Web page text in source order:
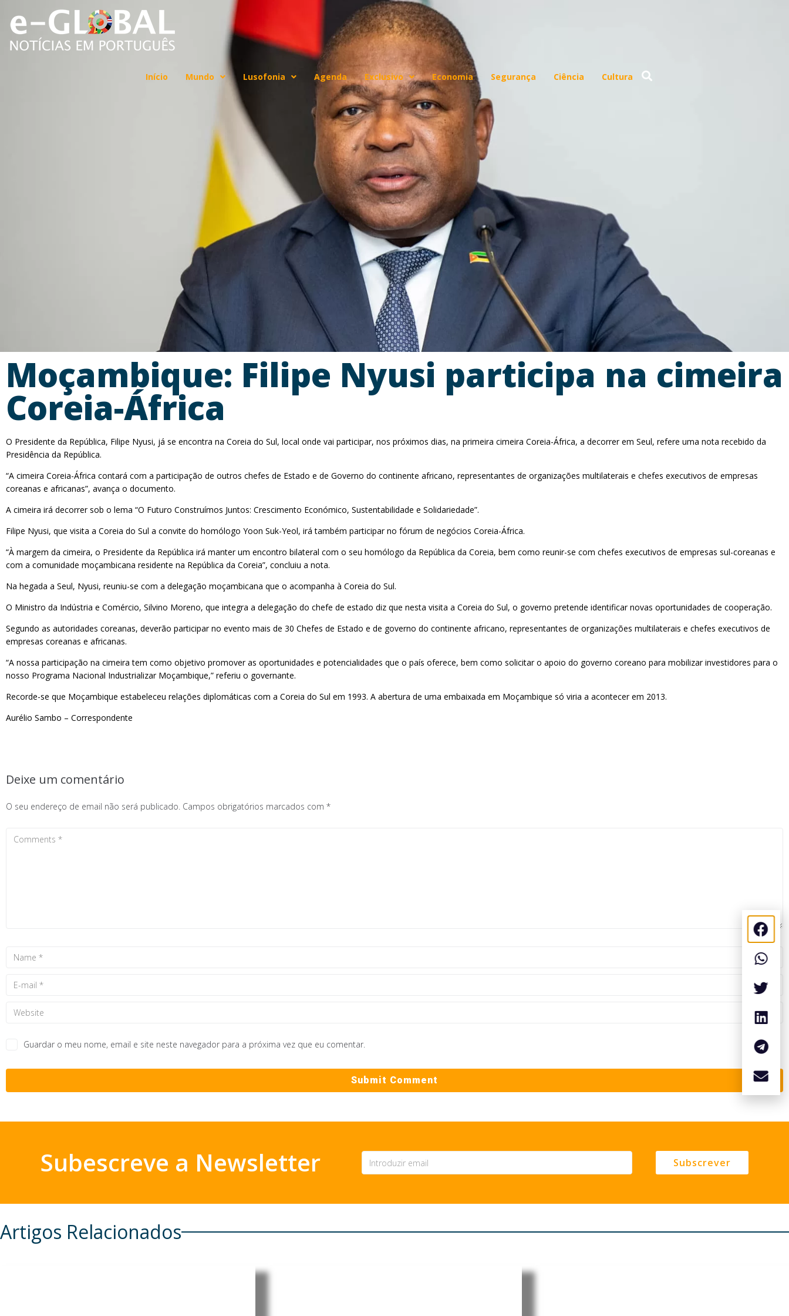
Início Mundo Lusofonia Agenda Exclusivo Economia Segurança Ciência Cultura
Moçambique: Filipe Nyusi participa na cimeira
Coreia-África
O Presidente da República, Filipe Nyusi, já se encontra na Coreia do Sul, local onde vai participar, nos próximos dias, na primeira cimeira Coreia-África, a decorrer em Seul, refere uma nota recebido da
Presidência da República.
“A cimeira Coreia-África contará com a participação de outros chefes de Estado e de Governo do continente africano, representantes de organizações multilaterais e chefes executivos de empresas
coreanas e africanas”, avança o documento.
A cimeira irá decorrer sob o lema “O Futuro Construímos Juntos: Crescimento Económico, Sustentabilidade e Solidariedade”.
Filipe Nyusi, que visita a Coreia do Sul a convite do homólogo Yoon Suk-Yeol, irá também participar no fórum de negócios Coreia-África.
“À margem da cimeira, o Presidente da República irá manter um encontro bilateral com o seu homólogo da República da Coreia, bem como reunir-se com chefes executivos de empresas sul-coreanas e
com a comunidade moçambicana residente na República da Coreia”, concluiu a nota.
Na hegada a Seul, Nyusi, reuniu-se com a delegação moçambicana que o acompanha à Coreia do Sul.
O Ministro da Indústria e Comércio, Silvino Moreno, que integra a delegação do chefe de estado diz que nesta visita a Coreia do Sul, o governo pretende identificar novas oportunidades de cooperação.
Segundo as autoridades coreanas, deverão participar no evento mais de 30 Chefes de Estado e de governo do continente africano, representantes de organizações multilaterais e chefes executivos de
empresas coreanas e africanas.
“A nossa participação na cimeira tem como objetivo promover as oportunidades e potencialidades que o país oferece, bem como solicitar o apoio do governo coreano para mobilizar investidores para o
nosso Programa Nacional Industrializar Moçambique,” referiu o governante.
Recorde-se que Moçambique estabeleceu relações diplomáticas com a Coreia do Sul em 1993. A abertura de uma embaixada em Moçambique só viria a acontecer em 2013.
Aurélio Sambo – Correspondente
Deixe um comentário
O seu endereço de email não será publicado. Campos obrigatórios marcados com *
Guardar o meu nome, email e site neste navegador para a próxima vez que eu comentar.
Subescreve a Newsletter Subscrever
Artigos Relacionados